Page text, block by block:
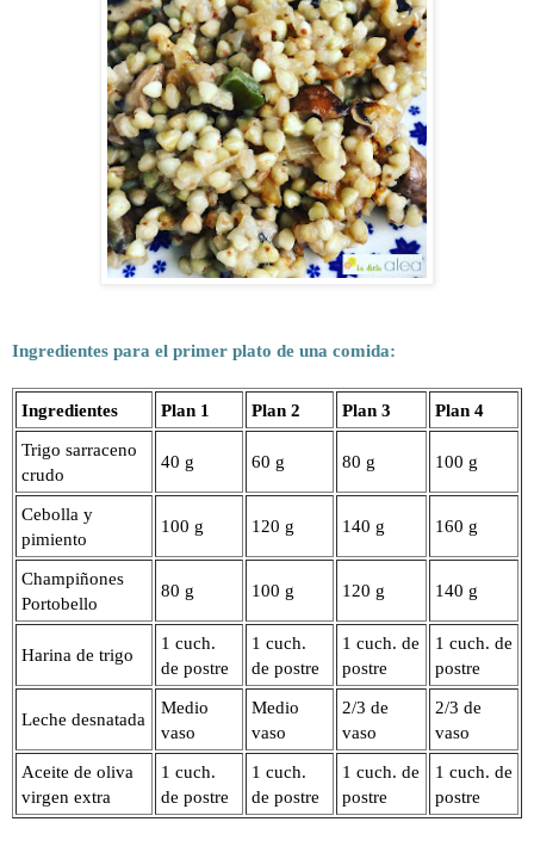
Ingredientes para el primer plato de una comida:
Ingredientes Plan 1 Plan 2 Plan 3
Plan 4
Trigo sarraceno
crudo
40 g 60 g 80 g 100 g
Cebolla y
pimiento
100 g 120 g 140 g 160 g
Champiñones
Portobello
80 g 100 g 120 g 140 g
Harina de trigo
1 cuch.
de postre
1 cuch.
de postre
1 cuch. de
postre
1 cuch. de
postre
Leche desnatada
Medio
vaso
Medio
vaso
2/3 de
vaso
2/3 de
vaso
Aceite de oliva
virgen extra
1 cuch.
de postre
1 cuch.
de postre
1 cuch. de
postre
1 cuch. de
postre